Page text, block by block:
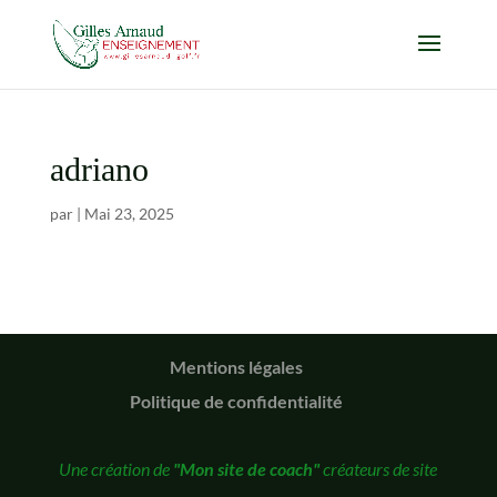
adriano
par | Mai 23, 2025
Mentions légales
Politique de confidentialité
Une création de "Mon site de coach"créateurs de site